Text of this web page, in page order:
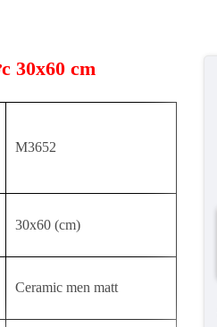
30x60 cm
M3652
30x60 (cm)
Ceramic men matt